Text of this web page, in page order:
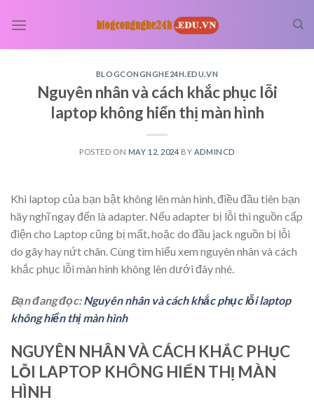
BLOGCONGNGHE24H.EDU.VN
Nguyên nhân và cách khắc phục lỗi
laptop không hiển thị màn hình
POSTED ON MAY 12, 2024 BY ADMINCD
Khi laptop của bạn bật không lên màn hình, điều đầu tiên bạn
hãy nghĩ ngay đến là adapter. Nếu adapter bị lỗi thì nguồn cấp
điện cho Laptop cũng bị mất, hoặc do đầu jack nguồn bị lỗi
do gãy hay nứt chân. Cùng tìm hiểu xem nguyên nhân và cách
khắc phục lỗi màn hình không lên dưới đây nhé.
Bạn đang đọc:Nguyên nhân và cách khắc phục lỗi laptop
không hiển thị màn hình
NGUYÊN NHÂN VÀ CÁCH KHẮC PHỤC
LỖI LAPTOP KHÔNG HIỂN THỊ MÀN
HÌNH